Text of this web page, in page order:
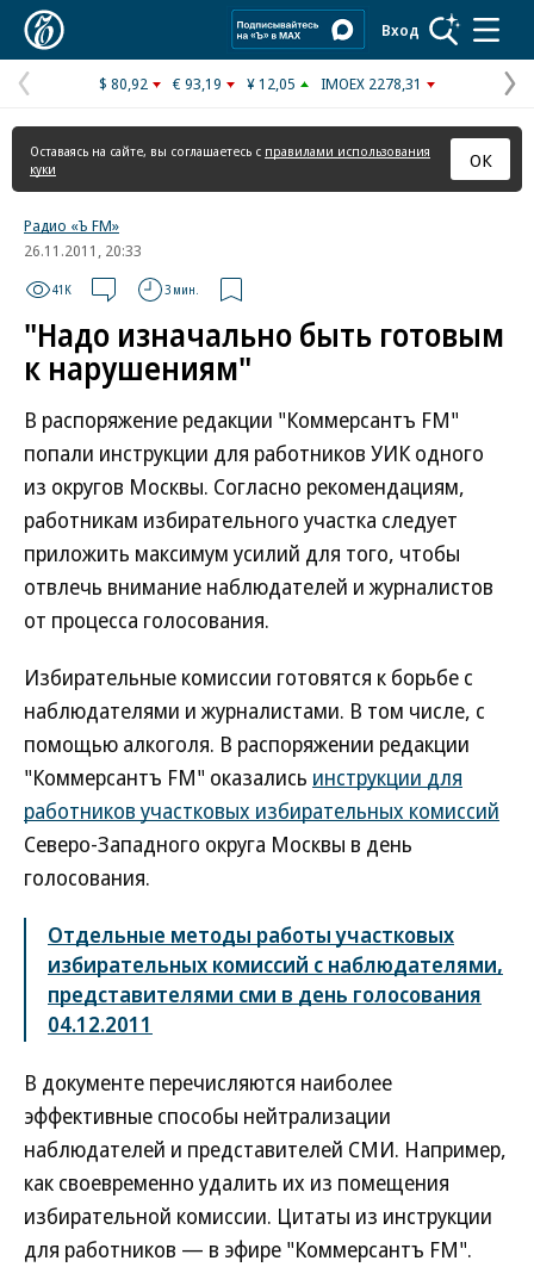
Вход
Предыдущая
страница
$ 80,92 € 93,19 ¥ 12,05 IMOEX 2278,31
Оставаясь на сайте, вы соглашаетесь с правилами использования
куки
ОК
Радио «Ъ FM»
26.11.2011, 20:33
41K 3 мин.
"Надо изначально быть готовым
к нарушениям"
В распоряжение редакции "Коммерсантъ FM"
попали инструкции для работников УИК одного
из округов Москвы. Согласно рекомендациям,
работникам избирательного участка следует
приложить максимум усилий для того, чтобы
отвлечь внимание наблюдателей и журналистов
от процесса голосования.
Избирательные комиссии готовятся к борьбе с
наблюдателями и журналистами. В том числе, с
помощью алкоголя. В распоряжении редакции
"Коммерсантъ FM" оказались инструкции для
работников участковых избирательных комиссий
Северо-Западного округа Москвы в день
голосования.
Отдельные методы работы участковых
избирательных комиссий с наблюдателями,
представителями сми в день голосования
04.12.2011
В документе перечисляются наиболее
эффективные способы нейтрализации
наблюдателей и представителей СМИ. Например,
как своевременно удалить их из помещения
избирательной комиссии. Цитаты из инструкции
для работников — в эфире "Коммерсантъ FM".